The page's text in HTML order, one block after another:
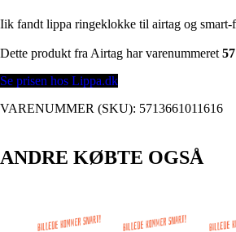
Iik fandt lippa ringeklokke til airtag og
Dette produkt fra Airtag har varenummeret
Se prisen hos Lippa.dk
VARENUMMER (SKU): 5713661011616
ANDRE KØBTE OGSÅ